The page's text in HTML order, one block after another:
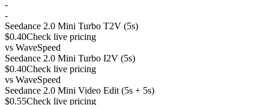
-
-
Seedance 2.0 Mini Turbo T2V (5s)
$0.40Check live pricing
vs WaveSpeed
Seedance 2.0 Mini Turbo I2V (5s)
$0.40Check live pricing
vs WaveSpeed
Seedance 2.0 Mini Video Edit (5s + 5s)
$0.55Check live pricing